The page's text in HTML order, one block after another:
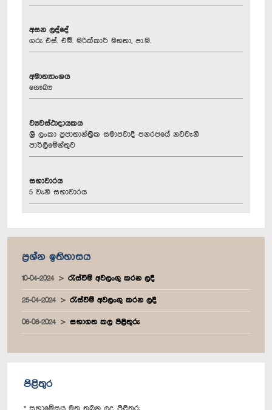
අසන ලද්දේ
ගරු එස්. එම්. මරික්කාර් මහතා, පා.ම.
අමාත්‍යාංශය
සෞඛ්‍ය
ව්‍යවස්ථාදායකය
ශ්‍රී ලංකා ප්‍රජාතාන්ත්‍රික සමාජවාදී ජනරජයේ නවවැනි
පාර්ලිමේන්තුව
සභාවාරය
5 වැනි සභාවාරය
ප්‍රශ්න ඉතිහාසය
10-04-2024 රැස්වීම් අවලංගු කරන ලදී
25-04-2024 රැස්වීම් අවලංගු කරන ලදී
06-06-2024 සභාගත කල පිළිතුරු
පිළිතුර
* සභාමේසය මත තබන ලද පිළිතුර: